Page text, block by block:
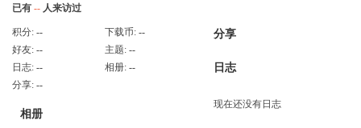
已有 -- 人来访过
积分: -- 下载币: --
好友: -- 主题: --
日志: -- 相册: --
分享: --
相册
分享
日志
现在还没有日志